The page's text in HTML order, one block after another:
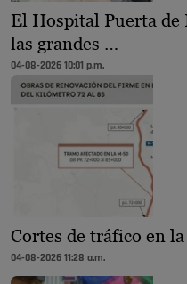
El Hospital Puerta
las grandes …
04-08-2026 10:01 p.m.
Cortes de tráfico en
04-08-2026 11:28 a.m.